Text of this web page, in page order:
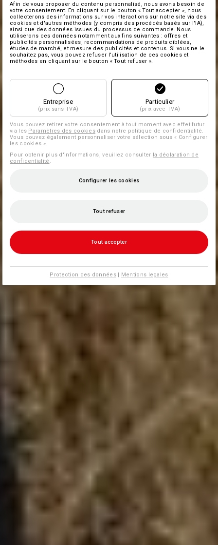
Afin de vous proposer du contenu personnalisé, nous avons besoin de
votre consentement. En cliquant sur le bouton « Tout accepter », nous
collecterons des informations sur vos interactions sur notre site via des
cookies et d'autres méthodes (y compris des procédés basés sur l'IA),
ainsi que des données issues du processus de commande. Nous
utiliserons ces données notamment aux fins suivantes : offres et
publicités personnalisées, recommandations de produits ciblées,
études de marché, et mesure des publicités et contenus. Si vous ne le
souhaitez pas, vous pouvez refuser l'utilisation de ces cookies et
méthodes en cliquant sur le bouton « Tout refuser ».
Entreprise
(prix sans TVA)
Particulier
(prix avec TVA)
Vous pouvez retirer votre consentement à tout moment avec effet futur
via les Paramètres des cookies dans notre politique de confidentialité.
Vous pouvez également personnaliser votre sélection sous « Configurer
les cookies ».
Pour obtenir plus d'informations, veuillez consulter la déclaration de
confidentialité
Configurer les cookies
Tout refuser
Tout accepter
Protection des données| Mentions legales